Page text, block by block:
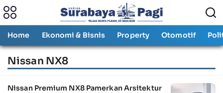
Home Ekonomi & Bisnis Property Otomotif
Nissan NX8
Nissan Premium NX8 Pamerkan Arsitektur